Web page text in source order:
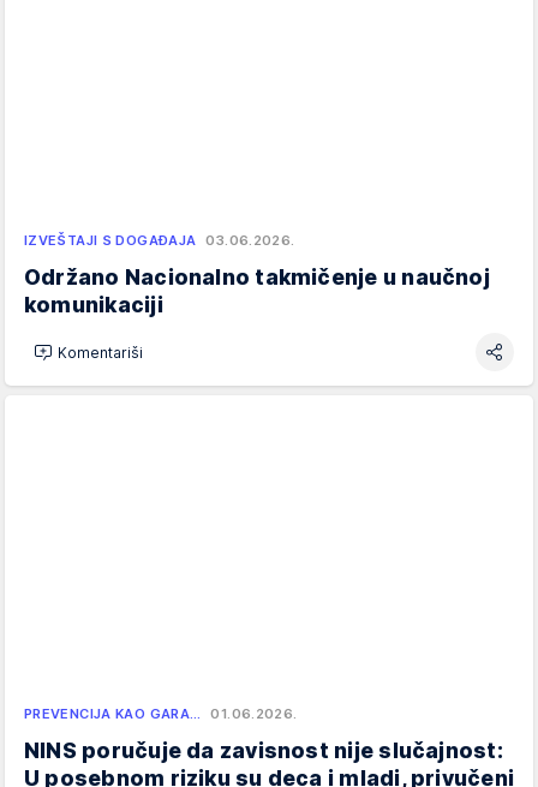
IZVEŠTAJI S DOGAĐAJA 03.06.2026.
Održano Nacionalno takmičenje u naučnoj
komunikaciji
Komentariši
PREVENCIJA KAO GARA… 01.06.2026.
NINS poručuje da zavisnost nije slučajnost:
U posebnom riziku su deca i mladi, privučeni